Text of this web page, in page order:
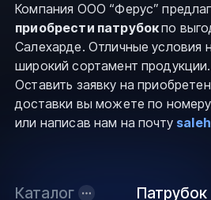
Компания ООО “Ферус”
приобрести патрубокпо
Салехарде. Отличные условия
широкий сортамент продукции.
Оставить заявку на
доставки вы можете по номеру
или написав нам на почту
Каталог Патрубок